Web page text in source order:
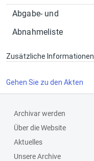
Abgabe- und
Abnahmeliste
Zusätzliche Informationen
Gehen Sie zu den Akten
Archivar werden
Über die Website
Aktuelles
Unsere Archive